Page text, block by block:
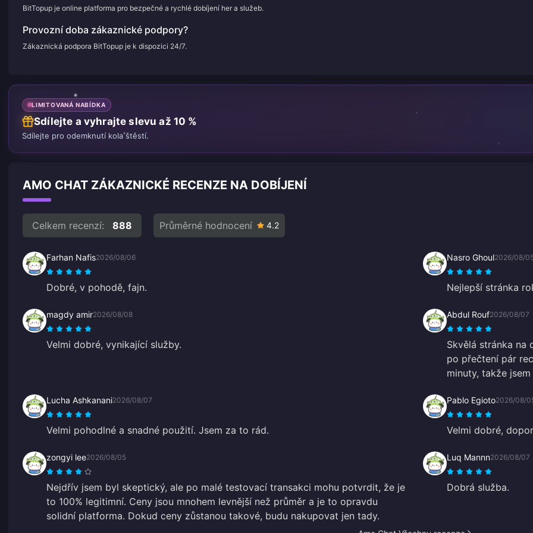
BitTopup je online platforma pro bezpečné a rychlé dobíjení her a služeb.
Provozní doba zákaznické podpory?
Zákaznická podpora BitTopup je k dispozici 24/7.
LIMITOVANÁ NABÍDKA
Sdílejte a vyhrajte slevu až 10 %
Sdílejte pro odemknutí kola štěstí.
AMO CHAT ZÁKAZNICKÉ RECENZE NA DOBÍJENÍ
Celkem recenzí: 888 Průměrné hodnocení 4.2
Farhan Nafis2026/08/06
Dobré, v pohodě, fajn.
Nasro Ghoul2026/08/
Nejlepší stránka
magdy amir2026/08/08
Velmi dobré, vynikající služby.
Abdul Rouf2026/08/07
Skvělá stránka na
po přečtení pár
minuty, takže
Lucha Ashkanani2026/08/07
Velmi pohodlné a snadné použití. Jsem za to rád.
Pablo Egioto2026/08/
Velmi dobré,
zongyi lee2026/08/05
Nejdřív jsem byl skeptický, ale po malé testovací transakci mohu potvrdit, že je
to 100% legitimní. Ceny jsou mnohem levnější než průměr a je to opravdu
solidní platforma. Dokud ceny zůstanou takové, budu nakupovat jen tady.
Luq Mannn2026/08/07
Dobrá služba.